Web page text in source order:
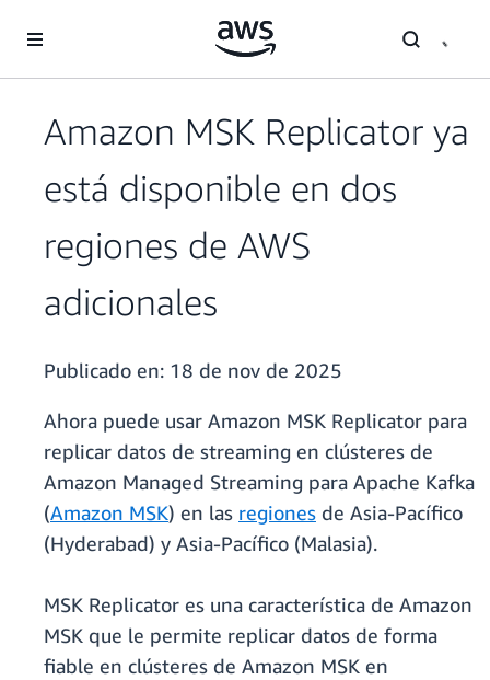
Amazon MSK Replicator ya
está disponible en dos
regiones de AWS
adicionales
Publicado en: 18 de nov de 2025
Ahora puede usar Amazon MSK Replicator para
replicar datos de streaming en clústeres de
Amazon Managed Streaming para Apache Kafka
(Amazon MSK) en las regiones de Asia-Pacífico
(Hyderabad) y Asia-Pacífico (Malasia).
MSK Replicator es una característica de Amazon
MSK que le permite replicar datos de forma
fiable en clústeres de Amazon MSK en